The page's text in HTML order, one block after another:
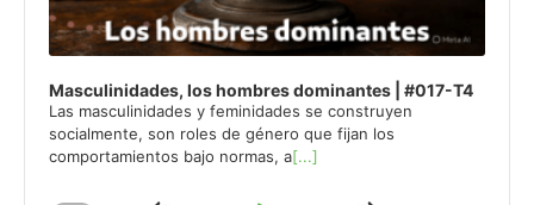
Masculinidades, los hombres dominantes | #017-T4
Las masculinidades y feminidades se construyen
socialmente, son roles de género que fijan los
comportamientos bajo normas, a[...]